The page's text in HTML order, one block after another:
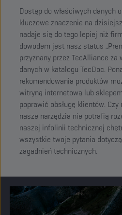
Dostęp do właściwych danych
kluczowe znaczenie na
nadaje się do tego lepiej niż
dowodem jest nasz status
przyznany przez TecAlliance za
danych w katalogu TecDoc.
rekomendowania produktów
witryną internetową lub
poprawić obsługę klientów.
nasze narzędzia nie potrafią
naszej infolinii technicznej
wszystkie twoje pytania
zagadnień technicznych.